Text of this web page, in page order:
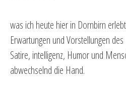
was ich heute hier in Dornbirn
Erwartungen und Vorstellungen
Satire, intelligenz, Humor und
abwechselnd die Hand.